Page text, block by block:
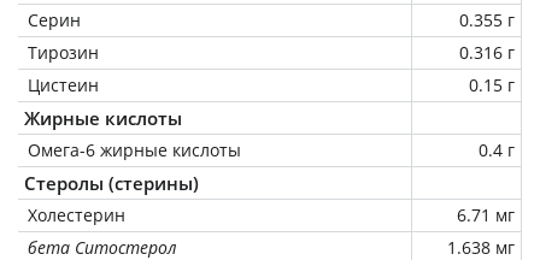
Серин
0.355 г
Тирозин
0.316 г
Цистеин
0.15 г
Жирные кислоты
Омега-6 жирные кислоты 0.4 г
Стеролы (стерины)
Холестерин
6.71 мг
бета Ситостерол
1.638 мг